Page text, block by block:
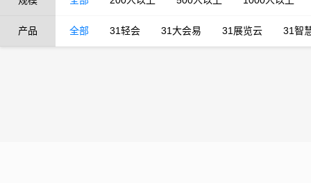
产品 全部 31轻会 31大会易 31展览云 31智